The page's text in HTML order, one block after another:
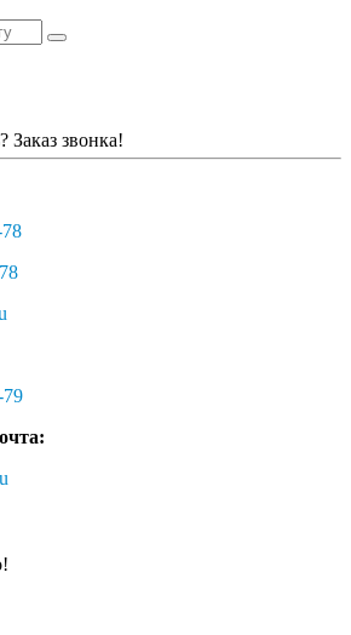
Заказ звонка!
79